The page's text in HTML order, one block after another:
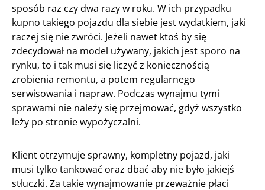
sposób raz czy dwa razy w roku. W ich przypadku
kupno takiego pojazdu dla siebie jest wydatkiem, jaki
raczej się nie zwróci. Jeżeli nawet ktoś by się
zdecydował na model używany, jakich jest sporo na
rynku, to i tak musi się liczyć z koniecznością
zrobienia remontu, a potem regularnego
serwisowania i napraw. Podczas wynajmu tymi
sprawami nie należy się przejmować, gdyż wszystko
leży po stronie wypożyczalni.
Klient otrzymuje sprawny, kompletny pojazd, jaki
musi tylko tankować oraz dbać aby nie było jakiejś
stłuczki. Za takie wynajmowanie przeważnie płaci